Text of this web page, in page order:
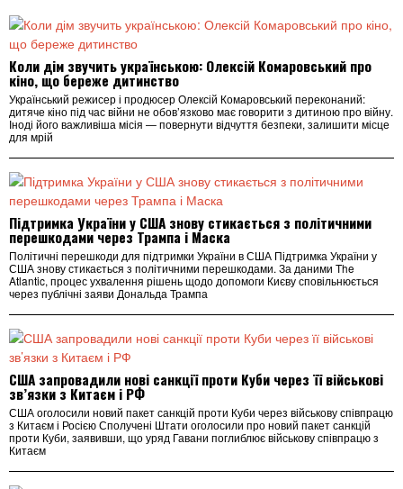
Коли дім звучить українською: Олексій Комаровський про
кіно, що береже дитинство
Український режисер і продюсер Олексій Комаровський переконаний:
дитяче кіно під час війни не обов’язково має говорити з дитиною про війну.
Іноді його важливіша місія — повернути відчуття безпеки, залишити місце
для мрій
Підтримка України у США знову стикається з політичними
перешкодами через Трампа і Маска
Політичні перешкоди для підтримки України в США Підтримка України у
США знову стикається з політичними перешкодами. За даними The
Atlantic, процес ухвалення рішень щодо допомоги Києву сповільнюється
через публічні заяви Дональда Трампа
США запровадили нові санкції проти Куби через її військові
зв’язки з Китаєм і РФ
США оголосили новий пакет санкцій проти Куби через військову співпрацю
з Китаєм і Росією Сполучені Штати оголосили про новий пакет санкцій
проти Куби, заявивши, що уряд Гавани поглиблює військову співпрацю з
Китаєм